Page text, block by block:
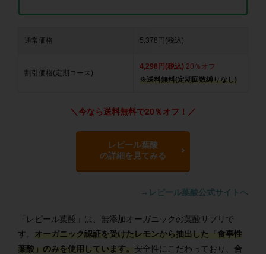
通常価格 5,378円(税込)
割引価格(定期コース)
4,298円(税込) 20％オフ
※送料無料(定期回数縛りなし)
＼今なら送料無料で20％オフ！／
レピール葉酸
の詳細を見てみる
→レピール葉酸公式サイトへ
「レピール葉酸」は、無添加オーガニックの葉酸サプリで
す。 オーガニック認証を受けたレモンから抽出した「食事性
葉酸」のみを使用しています。 安全性にこだわっており、 合